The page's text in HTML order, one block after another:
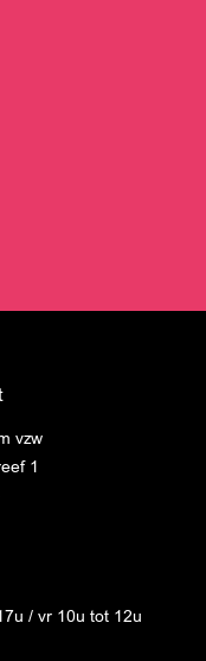
vzw
1
/ vr 10u tot 12u